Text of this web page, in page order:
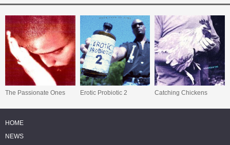
The Passionate Ones Erotic Probiotic 2 Catching Chickens
HOME
NEWS